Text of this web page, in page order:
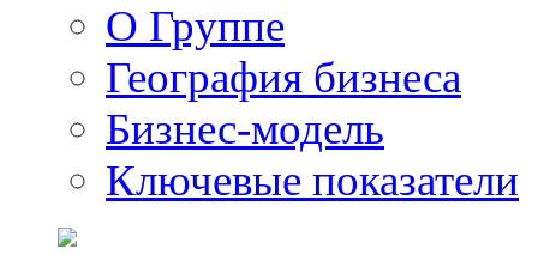
О Группе
География бизнеса
Бизнес-модель
Ключевые показатели